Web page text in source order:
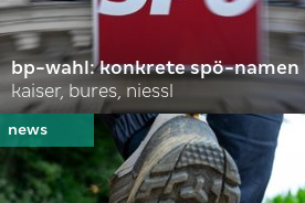
bp-wahl: konkrete spö-namen
kaiser, bures, niessl